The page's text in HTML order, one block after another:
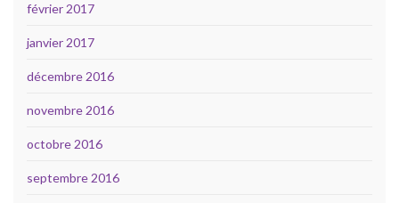
février 2017
janvier 2017
décembre 2016
novembre 2016
octobre 2016
septembre 2016